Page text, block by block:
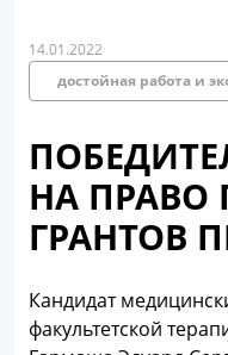
14.01.2022
достойная работа и
НА ПРАВО
ГРАНТОВ
Кандидат
факультетской